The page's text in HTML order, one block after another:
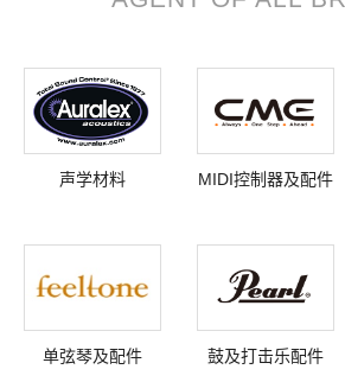
声学材料 MIDI控制器及配件
单弦琴及配件 鼓及打击乐配件